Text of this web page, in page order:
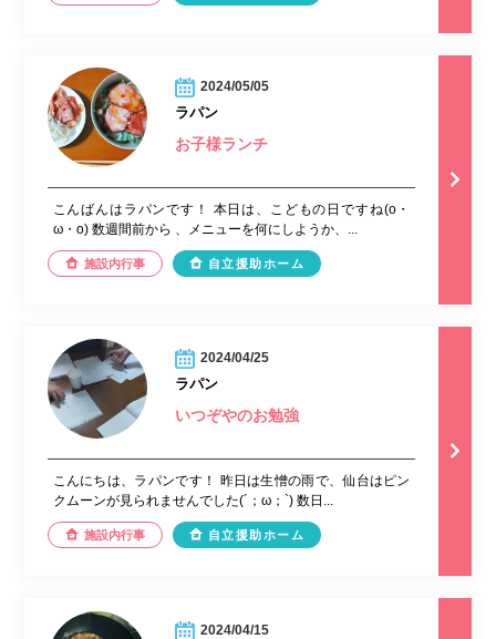
2024/05/05
ラパン
お子様ランチ
こんばんはラパンです！ 本日は、こどもの日ですね(o・
ω・o) 数週間前から 、メニューを何にしようか、...
施設内行事 自立援助ホーム
2024/04/25
ラパン
いつぞやのお勉強
こんにちは、ラパンです！ 昨日は生憎の雨で、仙台はピン
クムーンが見られませんでした(´；ω；`) 数日...
施設内行事 自立援助ホーム
2024/04/15